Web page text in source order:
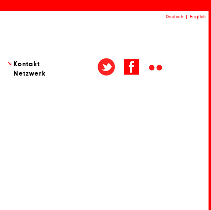
Deutsch English
Kontakt
Netzwerk